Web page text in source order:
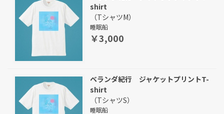
shirt
（TシャツM）
睡眠船
￥3,000
ベランダ紀行 ジャケットプリントT-
shirt
（TシャツS）
睡眠船